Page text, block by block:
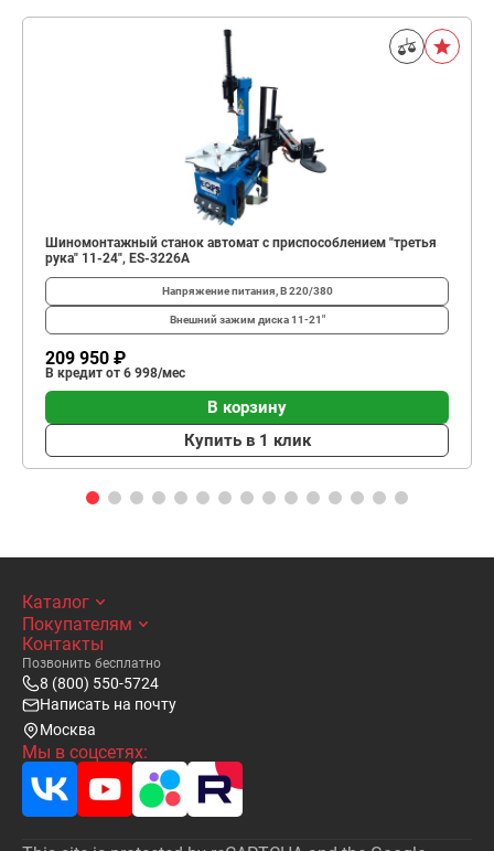
Шиномонтажный станок автомат с приспособлением "третья
рука" 11-24", ES-3226A
Напряжение питания, В220/380
Внешний зажим диска11-21"
209 950 ₽
В кредит от 6 998/мес
В корзину
Купить в 1 клик
Каталог
Покупателям
Контакты
Позвонить бесплатно
8 (800) 550-5724
Написать на почту
Москва
Мы в соцсетях: